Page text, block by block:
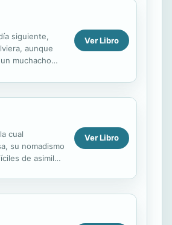
siguiente,
aunque
muchacho
Ver Libro
cual
su nomadismo
de asimilar.
Ver Libro